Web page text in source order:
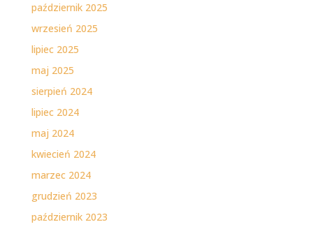
październik 2025
wrzesień 2025
lipiec 2025
maj 2025
sierpień 2024
lipiec 2024
maj 2024
kwiecień 2024
marzec 2024
grudzień 2023
październik 2023